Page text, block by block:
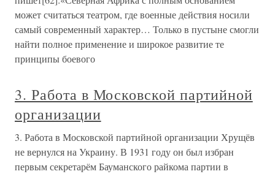
может считаться театром, где военные действия носили
самый современный характер… Только в пустыне смогли
найти полное применение и широкое развитие те
принципы боевого
3. Работа в Московской партийной
организации
3. Работа в Московской партийной организации Хрущёв
не вернулся на Украину. В 1931 году он был избран
первым секретарём Бауманского райкома партии в